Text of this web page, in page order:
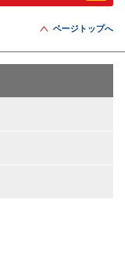
ページトップへ